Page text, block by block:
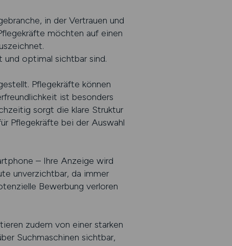
in der Vertrauen und
möchten auf einen
und optimal sichtbar sind.
Pflegekräfte können
ist besonders
sorgt die klare Struktur
Pflegekräfte bei der Auswahl
– Ihre Anzeige wird
unverzichtbar, da immer
Bewerbung verloren
zudem von einer starken
Suchmaschinen sichtbar,